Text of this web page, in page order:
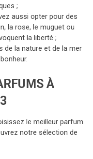
;
aussi opter pour des
la rose, le muguet ou
la liberté ;
de la nature et de la mer
À
le meilleur parfum.
notre sélection de